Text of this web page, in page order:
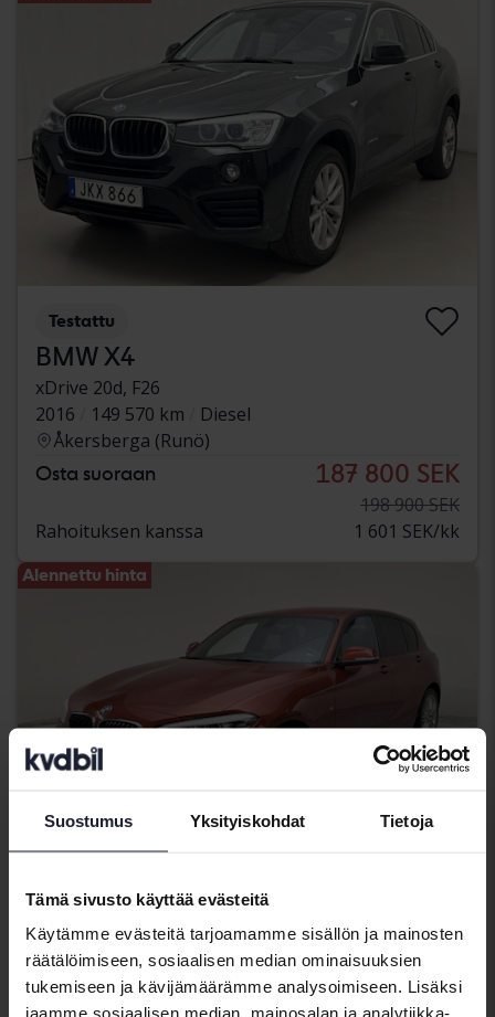
Suostumus Yksityiskohdat Tietoja
Tämä sivusto käyttää evästeitä
Käytämme evästeitä tarjoamamme sisällön ja mainosten
räätälöimiseen, sosiaalisen median ominaisuuksien
tukemiseen ja kävijämäärämme analysoimiseen. Lisäksi
jaamme sosiaalisen median, mainosalan ja analytiikka-
Testattu
BMW X4
xDrive 20d, F26
2016
149 570 km
Diesel
Åkersberga (Runö)
Osta suoraan 187 800 SEK
198 900 SEK
Rahoituksen kanssa
1 601 SEK/kk
Alennettu hinta
Sertifioitu
BMW 1-serien
118i 5dr, F20
2019
77 550 km
Bensiini